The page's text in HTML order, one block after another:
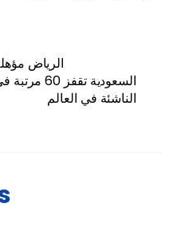
الرياض
السعودية
الناشئة في العالم